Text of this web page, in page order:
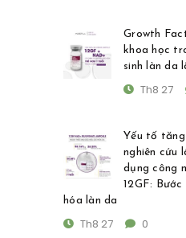
Growth
khoa học
sinh làn da
Th8 27
Yếu tố
nghiên cứu
dụng công
12GF:
hóa làn da
Th8 27 0